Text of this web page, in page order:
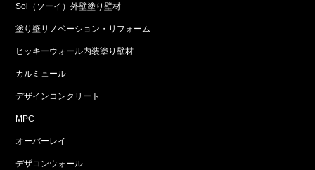
Soi（ソーイ）外壁塗り壁材
塗り壁リノベーション・リフォーム
ヒッキーウォール内装塗り壁材
カルミュール
デザインコンクリート
MPC
オーバーレイ
デザコンウォール